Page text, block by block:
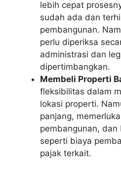
lebih cepat
sudah ada dan
pembangunan.
perlu diperiksa
administrasi dan
dipertimbangkan.
Membeli Properti
fleksibilitas dalam
lokasi properti.
panjang,
pembangunan, dan
seperti biaya
pajak terkait.